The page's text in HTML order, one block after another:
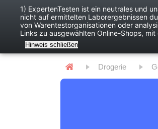
Drogerie
1) ExpertenTesten ist ein neutrales und
nicht auf ermittelten Laborergebnissen
von Warentestorganisationen oder
Links zu ausgewählten Online-Shops,
Hinweis schließen